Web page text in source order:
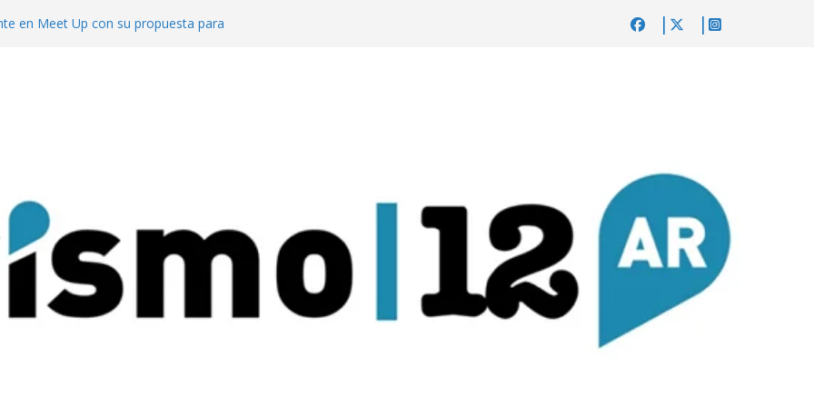
en Meet Up con su propuesta para